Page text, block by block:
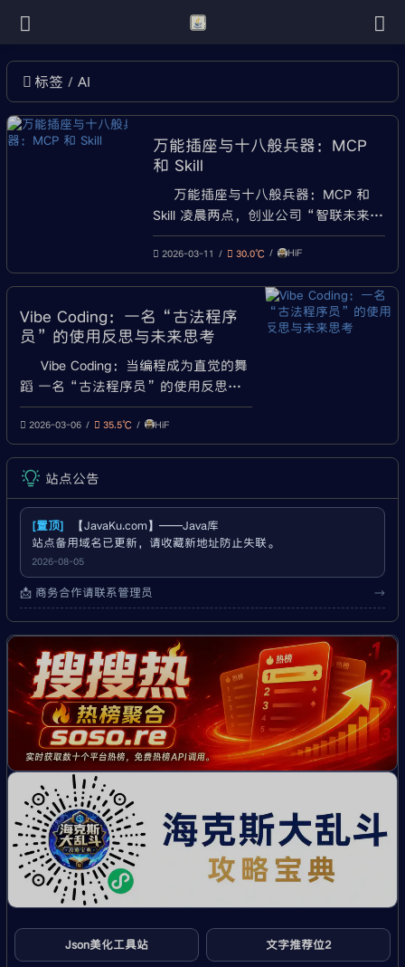
标签 AI
万能插座与十八般兵器：MCP
和 Skill
万能插座与十八般兵器：MCP 和
Skill 凌晨两点，创业公司“智联未来”
的办公室只剩一盏孤灯。 45岁的后端
工程师老张盯着屏幕上第37次失败的
提示，指尖冰凉。 “客户要的智能客
服，连‘查订单状态’都搞不
定……"他苦笑，“我写了二十年代
码，竟被一行提示词难倒。” 一、困
局：当AI“有眼无手” 三个
2026-03-11 30.0℃ HiF
Vibe Coding：一名“古法程序
员”的使用反思与未来思考
Vibe Coding：当编程成为直觉的舞
蹈 一名“古法程序员”的使用反思与
未来思考 一、何为 Vibe Coding？
“Vibe Coding”并非官方术语，而是
开发者社区对AI深度赋能下新型编程范
式的生动隐喻——它强调以直觉、意图
和上下文“氛围”（vibe）驱动开发：
你描述需求：“写一个带防
2026-03-06 35.5℃ HiF
站点公告
[置顶]
【JavaKu.com】——Java库
站点备用域名已更新，请收藏新地址防止失联。
2026-08-05
📩 商务合作请联系管理员 →
Json美化工具站 文字推荐位2